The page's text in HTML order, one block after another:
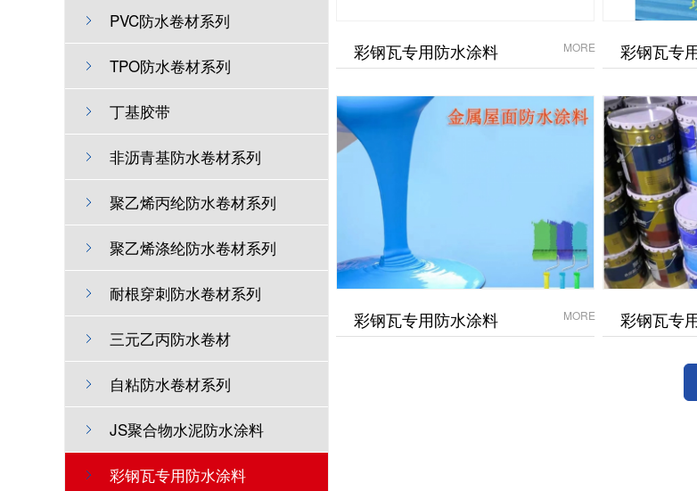
PVC防水卷材系列
TPO防水卷材系列
丁基胶带
非沥青基防水卷材系列
聚乙烯丙纶防水卷材系列
聚乙烯涤纶防水卷材系列
耐根穿刺防水卷材系列
三元乙丙防水卷材
自粘防水卷材系列
JS聚合物水泥防水涂料
彩钢瓦专用防水涂料
彩钢瓦专用防水涂料 MORE 彩钢瓦专
彩钢瓦专用防水涂料 MORE 彩钢瓦专